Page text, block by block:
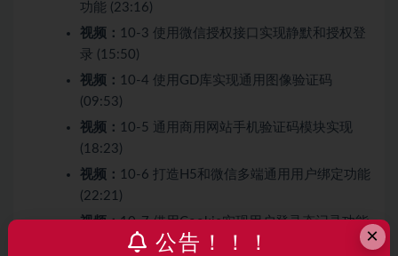
功能 (23:16)
视频： 10-3 使用微信授权接口实现静默和授权登
录 (15:50)
视频： 10-4 使用GD库实现通用图像验证码
(09:53)
视频： 10-5 通用商用网站手机验证码模块实现
(18:23)
视频： 10-6 打造H5和微信多端通用用户绑定功能
(22:21)
视频：10-7 借用Cookie实现用户登录态记录功能
×
公告！！！